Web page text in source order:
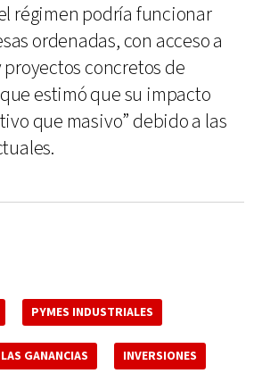
régimen podría funcionar
ordenadas, con acceso a
concretos de
estimó que su impacto
que masivo” debido a las
PYMES INDUSTRIALES
GANANCIAS INVERSIONES